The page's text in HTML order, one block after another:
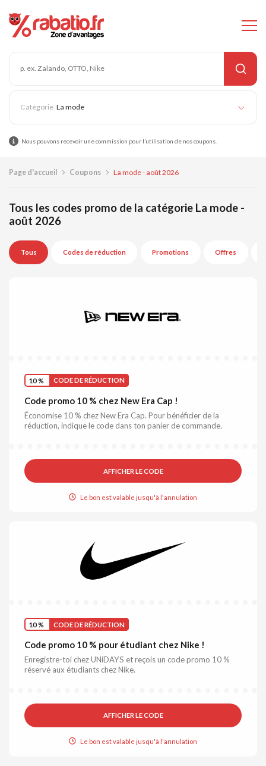
La mode
Nous pouvons recevoir une commission pour l’utilisation de nos coupons.
Page d'accueil Coupons La mode - août 2026
Tous les codes promo de la catégorie La mode -
août 2026
Tous Codes de réduction Promotions Offres
10 % CODE DE RÉDUCTION
Code promo 10 % chez New Era Cap !
Économise 10 % chez New Era Cap. Pour bénéficier de la
réduction, indique le code dans ton panier de commande.
AFFICHER LE CODE
Le bon est valable jusqu'à l'annulation
10 % CODE DE RÉDUCTION
Code promo 10 % pour étudiant chez Nike !
Enregistre-toi chez UNiDAYS et reçois un code promo 10 %
réservé aux étudiants chez Nike.
AFFICHER LE CODE
Le bon est valable jusqu'à l'annulation